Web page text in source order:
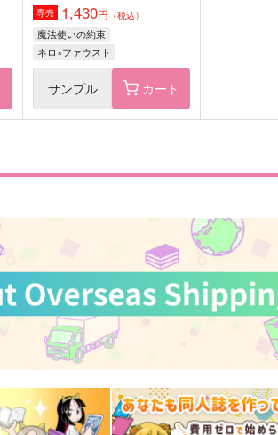
サンプル 作品詳細
1,144
ファウスト
サンプル
専売 1,430円 （税込）
魔法使いの約束
ネロ×ファウスト
サンプル カート